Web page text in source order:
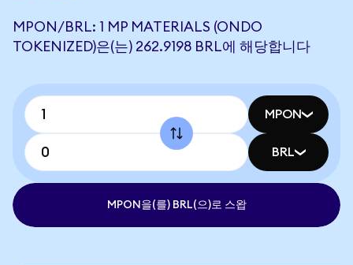
MPON/BRL: 1 MP MATERIALS (ONDO
TOKENIZED)은(는) 262.9198 BRL에 해당합니다
MPON
BRL
MPON을(를) BRL(으)로 스왑